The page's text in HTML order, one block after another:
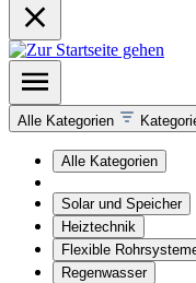
Alle Kategorien
Alle Kategorien
Solar und Speicher
Heiztechnik
Flexible
Regenwasser